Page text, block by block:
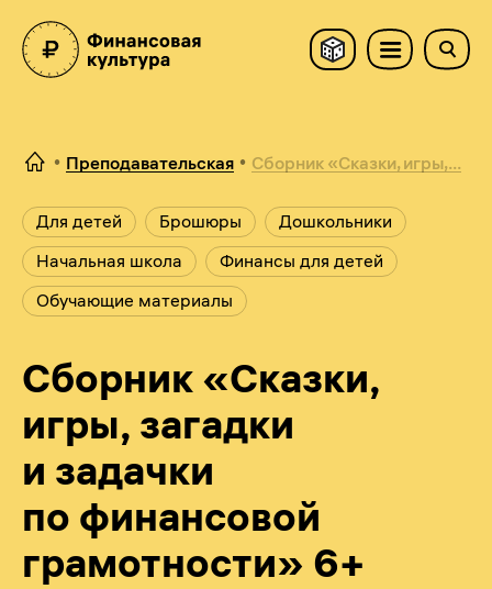
Преподавательская Сборник «Сказки, игры,...
Для детей Брошюры
Дошкольники
Начальная школа
Финансы для детей
Обучающие материалы
Сборник «Сказки,
игры, загадки
и задачки
по финансовой
грамотности» 6+